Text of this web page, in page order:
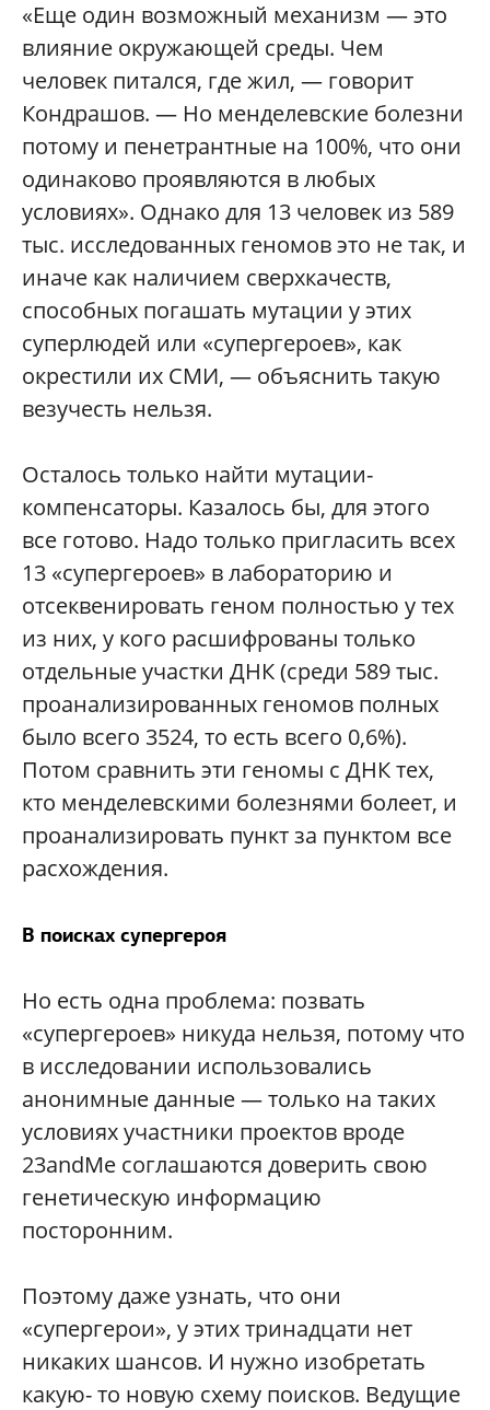
«Еще один возможный механизм — это
влияние окружающей среды. Чем
человек питался, где жил, — говорит
Кондрашов. — Но менделевские болезни
потому и пенетрантные на 100%, что они
одинаково проявляются в любых
условиях». Однако для 13 человек из 589
тыс. исследованных геномов это не так, и
иначе как наличием сверхкачеств,
способных погашать мутации у этих
суперлюдей или «супергероев», как
окрестили их СМИ, — объяснить такую
везучесть нельзя.
Осталось только найти мутации-
компенсаторы. Казалось бы, для этого
все готово. Надо только пригласить всех
13 «супергероев» в лабораторию и
отсеквенировать геном полностью у тех
из них, у кого расшифрованы только
отдельные участки ДНК (среди 589 тыс.
проанализированных геномов полных
было всего 3524, то есть всего 0,6%).
Потом сравнить эти геномы с ДНК тех,
кто менделевскими болезнями болеет, и
проанализировать пункт за пунктом все
расхождения.
В поисках супергероя
Но есть одна проблема: позвать
«супергероев» никуда нельзя, потому что
в исследовании использовались
анонимные данные — только на таких
условиях участники проектов вроде
23andMe соглашаются доверить свою
генетическую информацию
посторонним.
Поэтому даже узнать, что они
«супергерои», у этих тринадцати нет
никаких шансов. И нужно изобретать
какую- то новую схему поисков. Ведущие